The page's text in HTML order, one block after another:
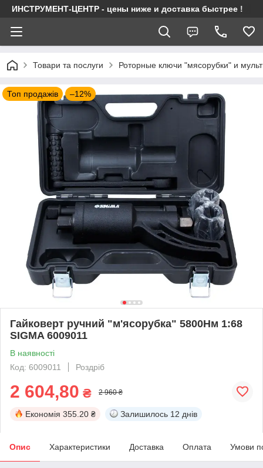
ИНСТРУМЕНТ-ЦЕНТР - цены ниже и доставка быстрее !
Товари та послуги Роторные ключи "мясорубки" и
Топ продажів –12%
Гайковерт ручний "м'ясорубка" 5800Нм 1:68
SIGMA 6009011
В наявності
Код: 6009011
Роздріб
2 604,80 ₴ 2 960 ₴
Економія 355.20 ₴ Залишилось 12 днів
Опис Характеристики Доставка Оплата Умови